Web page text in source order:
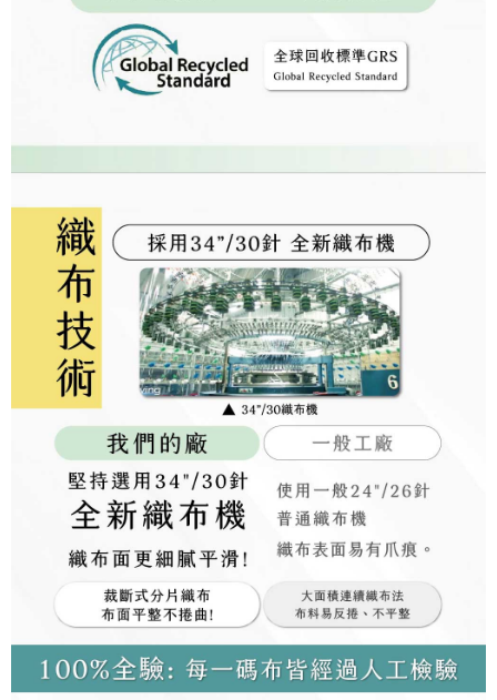
perkhidmatan ini semasa transaksi, dan kedai akan menyerahkan hak
tuntutan harga jual/beli ansuran kepada syarikat ini untuk membayar bil
menggunakan bil syarikat ini.
2. Berdasarkan tujuan kontrak persetujuan pembayaran menggunakan
"Pembayaran Ansuran Gogo", kedai akan memberikan maklumat peribadi
semakan dan pembetulan data yang diperlukan untuk bil ansuran oleh
Taiwan Mobile.
pautan berikut: https://oppay.tw/userRule